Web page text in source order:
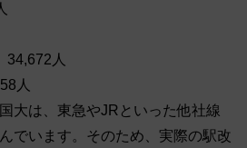
人
人
大は、東急やJRといった他社線
でいます。そのため、実際の駅改